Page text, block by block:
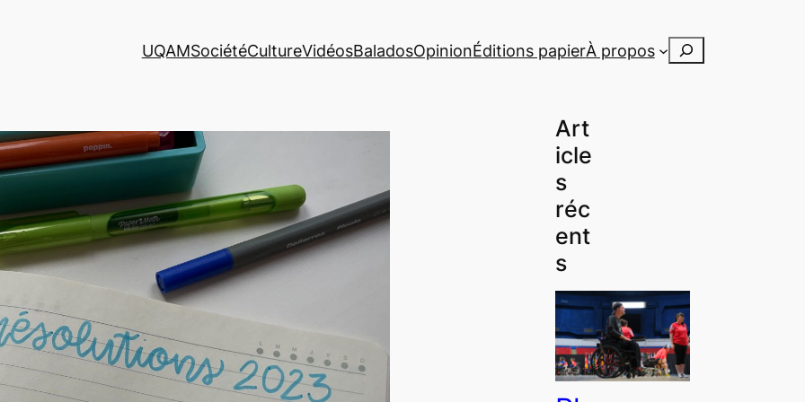
UQAMSociétéCultureVidéosBaladosOpinionÉditions papierÀ propos Rechercher
Art
icle
s
réc
ent
s